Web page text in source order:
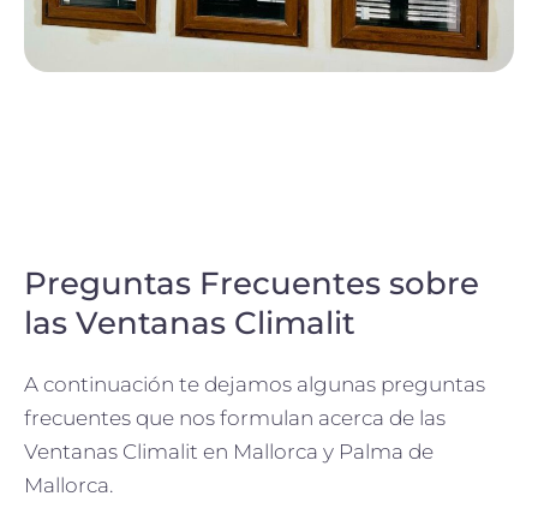
Preguntas Frecuentes sobre
las Ventanas Climalit
A continuación te dejamos algunas preguntas
frecuentes que nos formulan acerca de las
Ventanas Climalit en Mallorca y Palma de
Mallorca.